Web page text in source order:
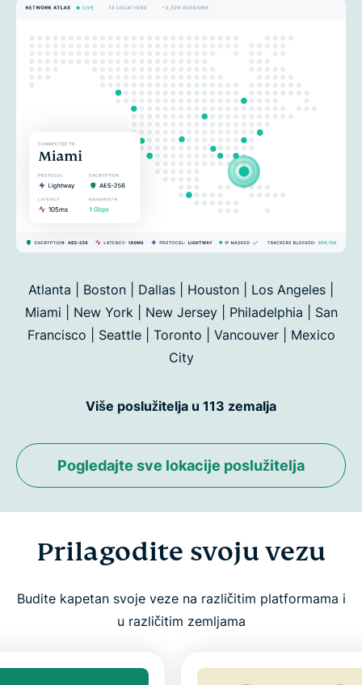
Atlanta | Boston | Dallas | Houston | Los Angeles |
Miami | New York | New Jersey | Philadelphia | San
Francisco | Seattle | Toronto | Vancouver | Mexico
City
Više poslužitelja u 113 zemalja
Pogledajte sve lokacije poslužitelja
Prilagodite svoju vezu
Budite kapetan svoje veze na različitim platformama i
u različitim zemljama